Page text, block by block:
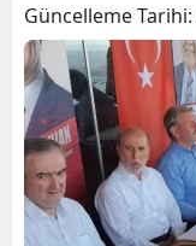
Güncelleme Tarihi: